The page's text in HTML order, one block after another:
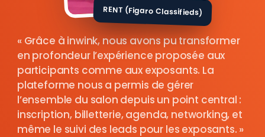
RENT (Figaro Classifieds)
Grâce à inwink, nous avons pu transformer
en profondeur l’expérience proposée aux
participants comme aux exposants. La
plateforme nous a permis de gérer
l’ensemble du salon depuis un point central :
inscription, billetterie, agenda, networking, et
même le suivi des leads pour les exposants.